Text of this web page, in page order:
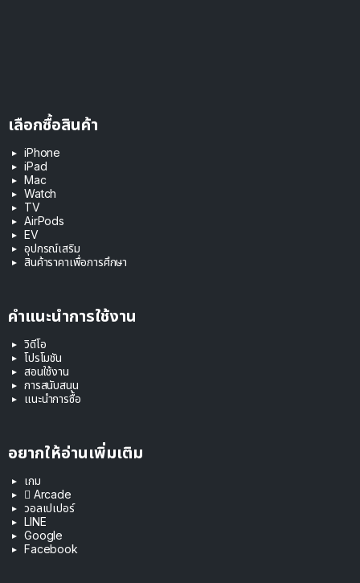
เลือกซื้อสินค้า
iPhone
iPad
Mac
Watch
TV
AirPods
EV
อุปกรณ์เสริม
สินค้าราคาเพื่อการศึกษา
คำแนะนำการใช้งาน
วิดีโอ
โปรโมชัน
สอนใช้งาน
การสนับสนุน
แนะนำการซื้อ
อยากให้อ่านเพิ่มเติม
เกม
 Arcade
วอลเปเปอร์
LINE
Google
Facebook